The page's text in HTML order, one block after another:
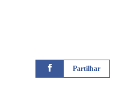
Partilhar